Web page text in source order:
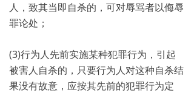
人，致其当即自杀的，可对辱骂者以侮辱
罪论处；
(3)行为人先前实施某种犯罪行为，引起
被害人自杀的，只要行为人对这种自杀结
果没有故意，应按其先前的犯罪行为定